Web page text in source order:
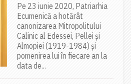
Pe 23 iunie 2020, Patriarhia
Ecumenică a hotărât
canonizarea Mitropolitului
Calinic al Edessei, Pellei și
Almopiei (1919-1984) și
pomenirea lui în fiecare an la
data de...